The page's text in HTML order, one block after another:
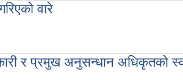
वारे
र प्रमुख अनुसन्धान अधिकृतको